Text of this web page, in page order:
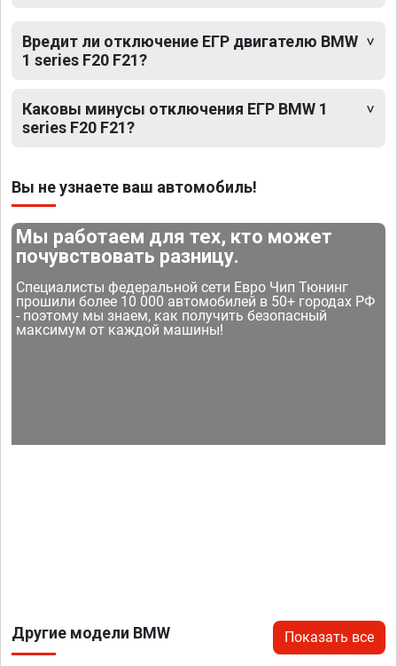
Вредит ли отключение ЕГР двигателю BMW
1 series F20 F21?
Каковы минусы отключения ЕГР BMW 1
series F20 F21?
Вы не узнаете ваш автомобиль!
Мы работаем для тех, кто может
почувствовать разницу.
Специалисты федеральной сети Евро Чип Тюнинг
прошили более 10 000 автомобилей в 50+ городах РФ
- поэтому мы знаем, как получить безопасный
максимум от каждой машины!
Другие модели BMW Показать все